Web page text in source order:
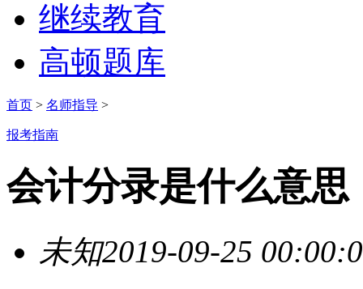
继续教育
高顿题库
首页 > 名师指导 >
报考指南
会计分录是什么意思
未知2019-09-25